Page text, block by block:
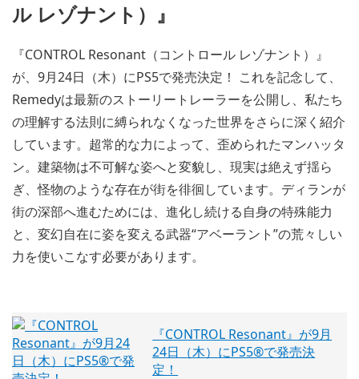
ル レゾナント）』
『CONTROL Resonant（コントロール レゾナント）』
が、9月24日（木）にPS5で発売決定！ これを記念して、
Remedyは最新のストーリートレーラーを公開し、私たち
の理解する法則に縛られなくなった世界をさらに深く紹介
しています。超常的な力によって、歪められたマンハッタ
ン。建築物は不可解な姿へと変貌し、現実は絶えず揺ら
ぎ、怪物のような存在が街を徘徊しています。ディランが
街の深部へ進むためには、進化し続ける自身の特殊能力
と、変幻自在に姿を変える武器“アベーラント”の荒々しい
力を使いこなす必要があります。
『CONTROL Resonant』が9月
24日（木）にPS5®で発売決
定！